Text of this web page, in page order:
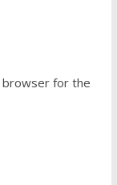
browser for the